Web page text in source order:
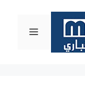
القائمة